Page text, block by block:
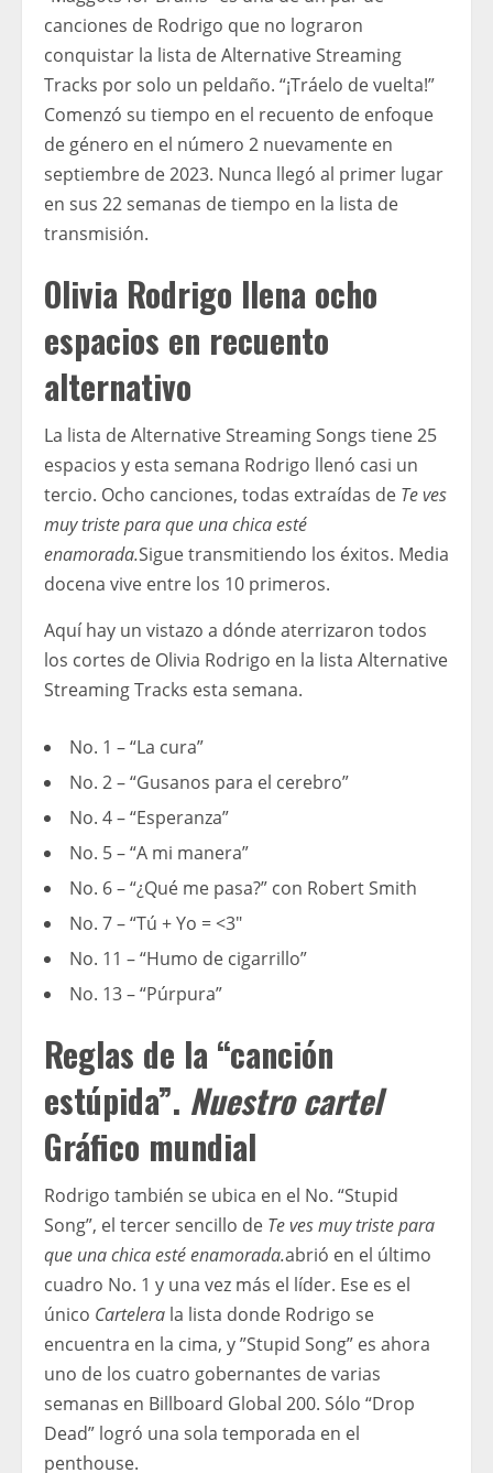
canciones de Rodrigo que no lograron
conquistar la lista de Alternative Streaming
Tracks por solo un peldaño. “¡Tráelo de vuelta!”
Comenzó su tiempo en el recuento de enfoque
de género en el número 2 nuevamente en
septiembre de 2023. Nunca llegó al primer lugar
en sus 22 semanas de tiempo en la lista de
transmisión.
Olivia Rodrigo llena ocho
espacios en recuento
alternativo
La lista de Alternative Streaming Songs tiene 25
espacios y esta semana Rodrigo llenó casi un
tercio. Ocho canciones, todas extraídas de Te ves
muy triste para que una chica esté
enamorada.Sigue transmitiendo los éxitos. Media
docena vive entre los 10 primeros.
Aquí hay un vistazo a dónde aterrizaron todos
los cortes de Olivia Rodrigo en la lista Alternative
Streaming Tracks esta semana.
No. 1 – “La cura”
No. 2 – “Gusanos para el cerebro”
No. 4 – “Esperanza”
No. 5 – “A mi manera”
No. 6 – “¿Qué me pasa?” con Robert Smith
No. 7 – “Tú + Yo = <3"
No. 11 – “Humo de cigarrillo”
No. 13 – “Púrpura”
Reglas de la “canción
estúpida”. Nuestro cartel
Gráfico mundial
Rodrigo también se ubica en el No. “Stupid
Song”, el tercer sencillo de Te ves muy triste para
que una chica esté enamorada.abrió en el último
cuadro No. 1 y una vez más el líder. Ese es el
único Cartelera la lista donde Rodrigo se
encuentra en la cima, y ​​”Stupid Song” es ahora
uno de los cuatro gobernantes de varias
semanas en Billboard Global 200. Sólo “Drop
Dead” logró una sola temporada en el
penthouse.